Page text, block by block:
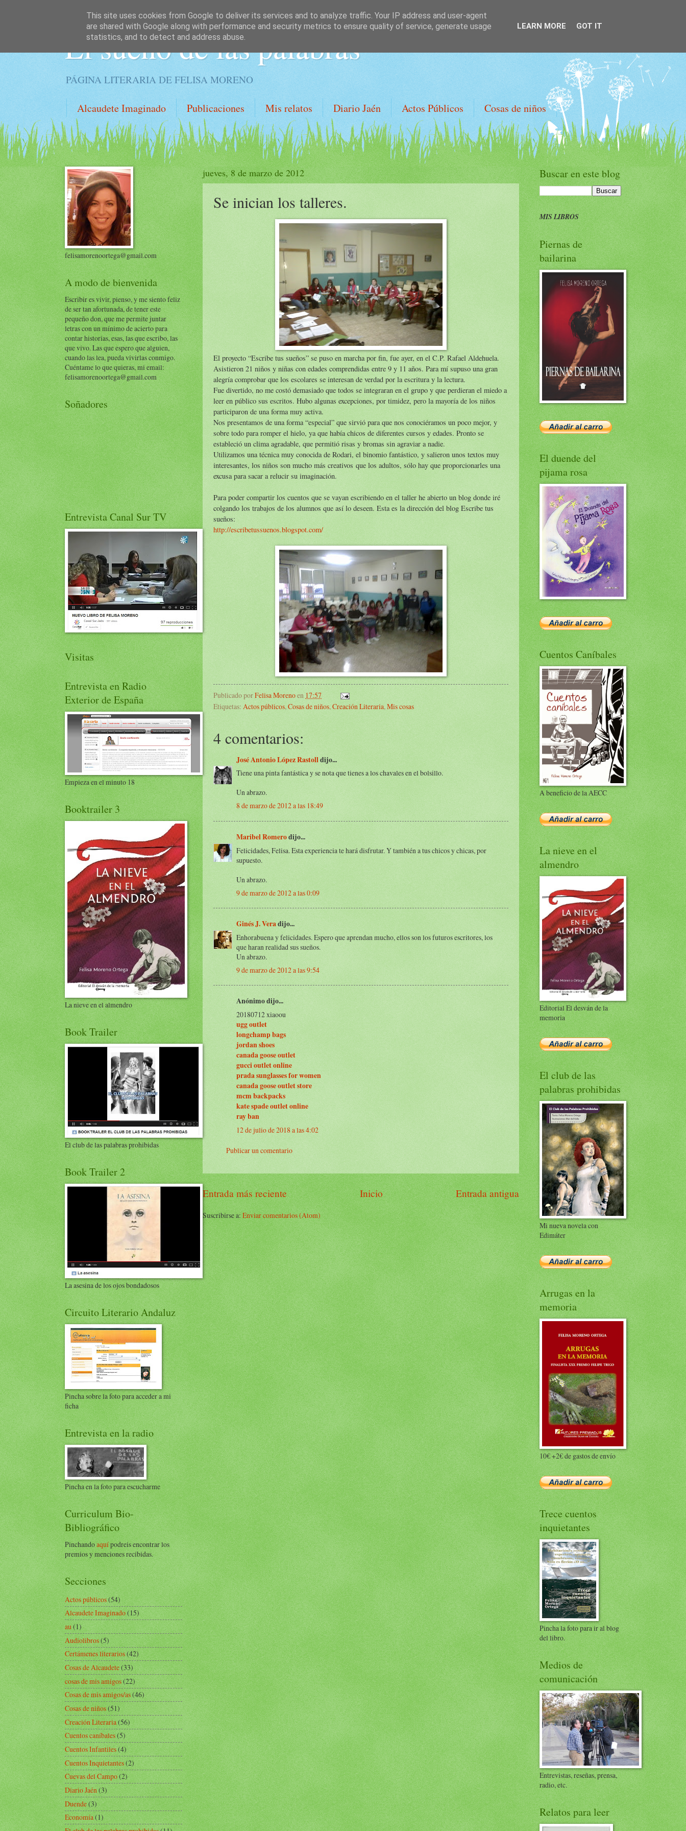
El sueño de las palabras
PÁGINA LITERARIA DE FELISA MORENO
Alcaudete Imaginado Publicaciones Mis relatos Diario Jaén Actos Públicos Cosas de niños
jueves, 8 de marzo de 2012
Se inician los talleres.
El proyecto “Escribe tus sueños” se puso en marcha por fin, fue ayer, en el C.P. Rafael Aldehuela.
Asistieron 21 niños y niñas con edades comprendidas entre 9 y 11 años. Para mí supuso una gran
alegría comprobar que los escolares se interesan de verdad por la escritura y la lectura.
Fue divertido, no me costó demasiado que todos se integraran en el grupo y que perdieran el miedo a
leer en público sus escritos. Hubo algunas excepciones, por timidez, pero la mayoría de los niños
participaron de una forma muy activa.
Nos presentamos de una forma “especial” que sirvió para que nos conociéramos un poco mejor, y
sobre todo para romper el hielo, ya que había chicos de diferentes cursos y edades. Pronto se
estableció un clima agradable, que permitió risas y bromas sin agraviar a nadie.
Utilizamos una técnica muy conocida de Rodari, el binomio fantástico, y salieron unos textos muy
interesantes, los niños son mucho más creativos que los adultos, sólo hay que proporcionarles una
excusa para sacar a relucir su imaginación.
Para poder compartir los cuentos que se vayan escribiendo en el taller he abierto un blog donde iré
colgando los trabajos de los alumnos que así lo deseen. Esta es la dirección del blog Escribe tus
sueños:
http://escribetussuenos.blogspot.com/
Publicado porFelisa Morenoen 17:57
Etiquetas: Actos públicos, Cosas de niños, Creación Literaria, Mis cosas
4 comentarios:
José Antonio López Rastolldijo...
Tiene una pinta fantástica y se nota que tienes a los chavales en el bolsillo.
Un abrazo.
8 de marzo de 2012 a las 18:49
Maribel Romerodijo...
Felicidades, Felisa. Esta experiencia te hará disfrutar. Y también a tus chicos y chicas, por
supuesto.
Un abrazo.
9 de marzo de 2012 a las 0:09
Ginés J. Veradijo...
Enhorabuena y felicidades. Espero que aprendan mucho, ellos son los futuros escritores, los
que haran realidad sus sueños.
Un abrazo.
9 de marzo de 2012 a las 9:54
Anónimo dijo...
20180712 xiaoou
ugg outlet
longchamp bags
jordan shoes
canada goose outlet
gucci outlet online
prada sunglasses for women
canada goose outlet store
mcm backpacks
kate spade outlet online
ray ban
12 de julio de 2018 a las 4:02
Publicar un comentario
Entrada más reciente Entrada antigua
Inicio
Suscribirse a:Enviar comentarios (Atom)
felisamorenoortega@gmail.com
A modo de bienvenida
Escribir es vivir, pienso, y me siento feliz
de ser tan afortunada, de tener este
pequeño don, que me permite juntar
letras con un mínimo de acierto para
contar historias, esas, las que escribo, las
que vivo. Las que espero que alguien,
cuando las lea, pueda vivirlas conmigo.
Cuéntame lo que quieras, mi email:
felisamorenoortega@gmail.com
Soñadores
Entrevista Canal Sur TV
Visitas
Entrevista en Radio
Exterior de España
Empieza en el minuto 18
Booktrailer 3
La nieve en el almendro
Book Trailer
El club de las palabras prohibidas
Book Trailer 2
La asesina de los ojos bondadosos
Circuito Literario Andaluz
Pincha sobre la foto para acceder a mi
ficha
Entrevista en la radio
Pincha en la foto para escucharme
Curriculum Bio-
Bibliográfico
Pinchandoaquípodreis encontrar los
premios y menciones recibidas.
Secciones
Actos públicos(54)
Alcaudete Imaginado(15)
au(1)
Audiolibros(5)
Certámenes literarios(42)
Cosas de Alcaudete(33)
cosas de mis amigos(22)
Cosas de mis amigos/as(46)
Cosas de niños(51)
Creación Literaria(56)
Cuentos caníbales(5)
Cuentos Infantiles(4)
Cuentos Inquietantes(2)
Cuevas del Campo(2)
Diario Jaén(3)
Duende(3)
Economía(1)
Buscar en este blog
MIS LIBROS
Piernas de
bailarina
El duende del
pijama rosa
Cuentos Caníbales
A beneficio de la AECC
La nieve en el
almendro
Editorial El desván de la
memoria
El club de las
palabras prohibidas
Mi nueva novela con
Edimáter
Arrugas en la
memoria
10€ +2€ de gastos de envío
Trece cuentos
inquietantes
Pincha la foto para ir al blog
del libro.
Medios de
comunicación
Entrevistas, reseñas, prensa,
radio, etc.
Relatos para leer
This site uses cookies from Google to deliver its services and to analyze traffic. Your IP address and user-agent
are shared with Google along with performance and security metrics to ensure quality of service, generate usage
statistics, and to detect and address abuse.
LEARN MORE GOT IT